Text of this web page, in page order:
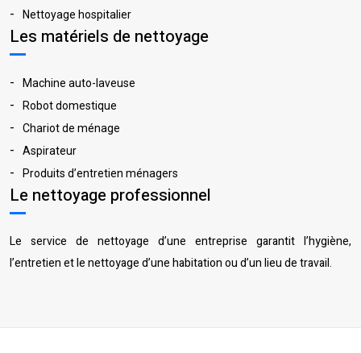
Nettoyage hospitalier
Les matériels de nettoyage
Machine auto-laveuse
Robot domestique
Chariot de ménage
Aspirateur
Produits d’entretien ménagers
Le nettoyage professionnel
Le service de nettoyage d’une entreprise garantit l’hygiène,
l’entretien et le nettoyage d’une habitation ou d’un lieu de travail.